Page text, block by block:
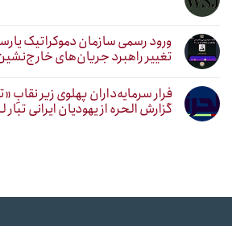
ورود رسمی سازمان دموکراتیک
تغییر راهبرد جریان‌های
فرار سرمایه‌داران پهلوی زیر نقابِ
گزارش الحره از یهودیان ایرانی